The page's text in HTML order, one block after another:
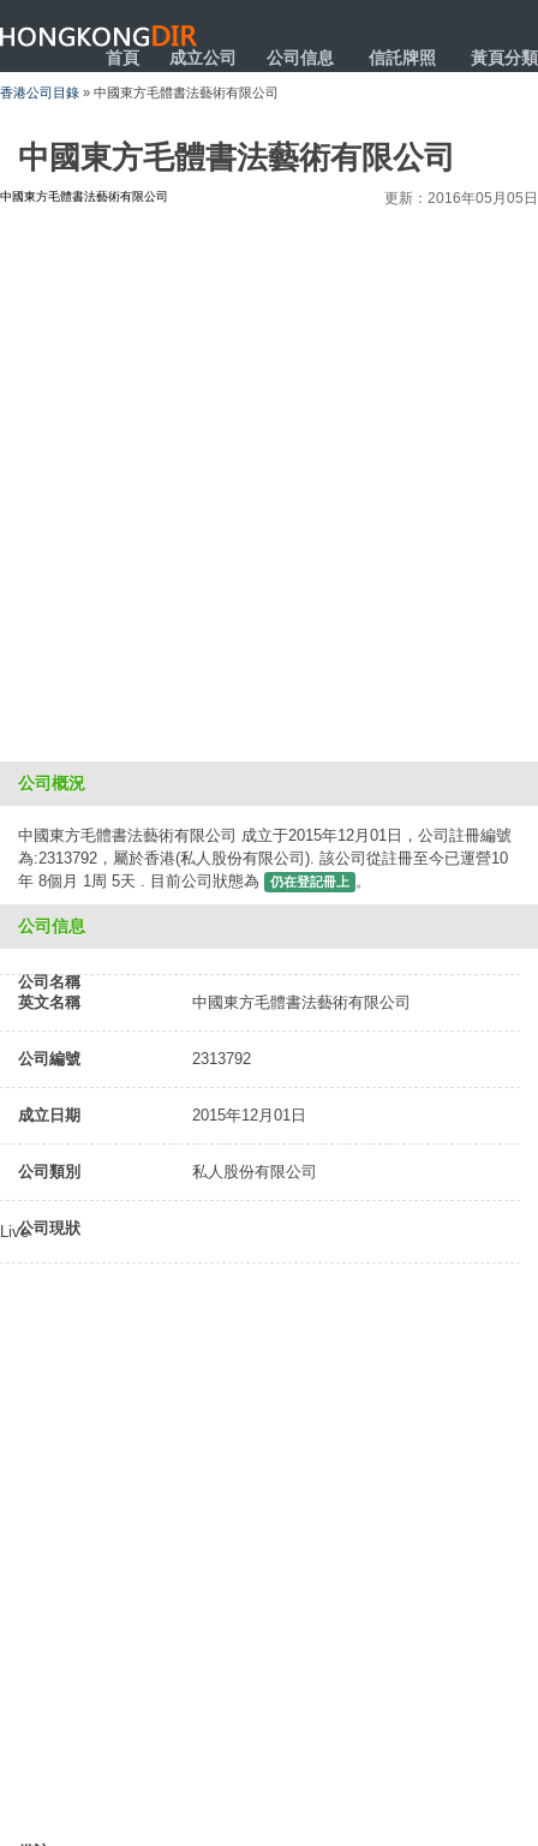
HONGKONGDIR
首頁 成立公司 公司信息 信託牌照 黃頁分類
香港公司目錄 » 中國東方毛體書法藝術有限公司
中國東方毛體書法藝術有限公司
中國東方毛體書法藝術有限公司 更新：2016年05月05日
公司概況
中國東方毛體書法藝術有限公司 成立于2015年12月01日，公司註冊編號
為:2313792，屬於香港(私人股份有限公司). 該公司從註冊至今已運營10
年 8個月 1周 5天 . 目前公司狀態為
仍在登記冊上 。
公司信息
公司名稱
英文名稱
中國東方毛體書法藝術有限公司
公司編號 2313792
成立日期 2015年12月01日
公司類別 私人股份有限公司
公司現狀
Live